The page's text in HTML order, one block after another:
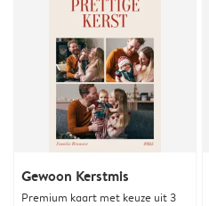
Gewoon Kerstmis
Premium kaart met keuze uit 3